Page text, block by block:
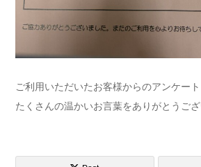
ご利用いただいたお客様からのアンケート
たくさんの温かいお言葉をありがとうござ